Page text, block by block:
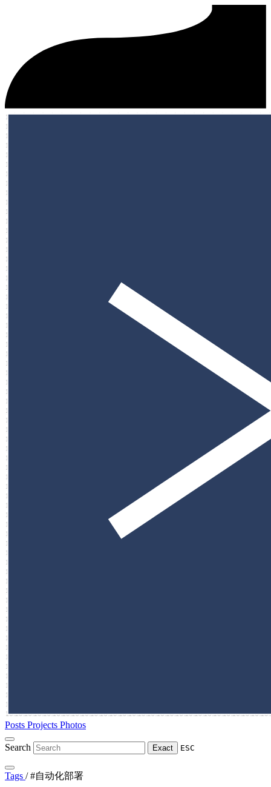
Posts Projects Photos
Search Exact ESC
Tags / #自动化部署